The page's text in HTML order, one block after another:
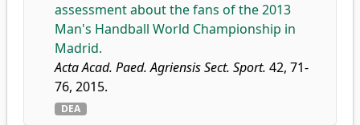
assessment about the fans of the 2013
Man's Handball World Championship in
Madrid.
Acta Acad. Paed. Agriensis Sect. Sport. 42, 71-
76, 2015.
DEA